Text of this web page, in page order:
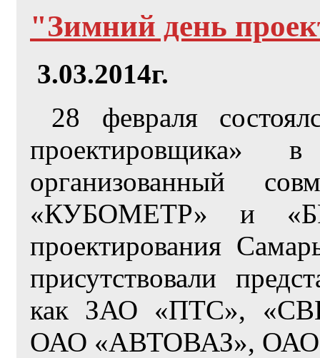
"Зимний день
3.03.2014г.
28 февраля
организованный
«КУБОМЕТР» и
проектирования
присутствовали
как ЗАО «ПТС»,
ОАО «АВТОВАЗ», ОАО